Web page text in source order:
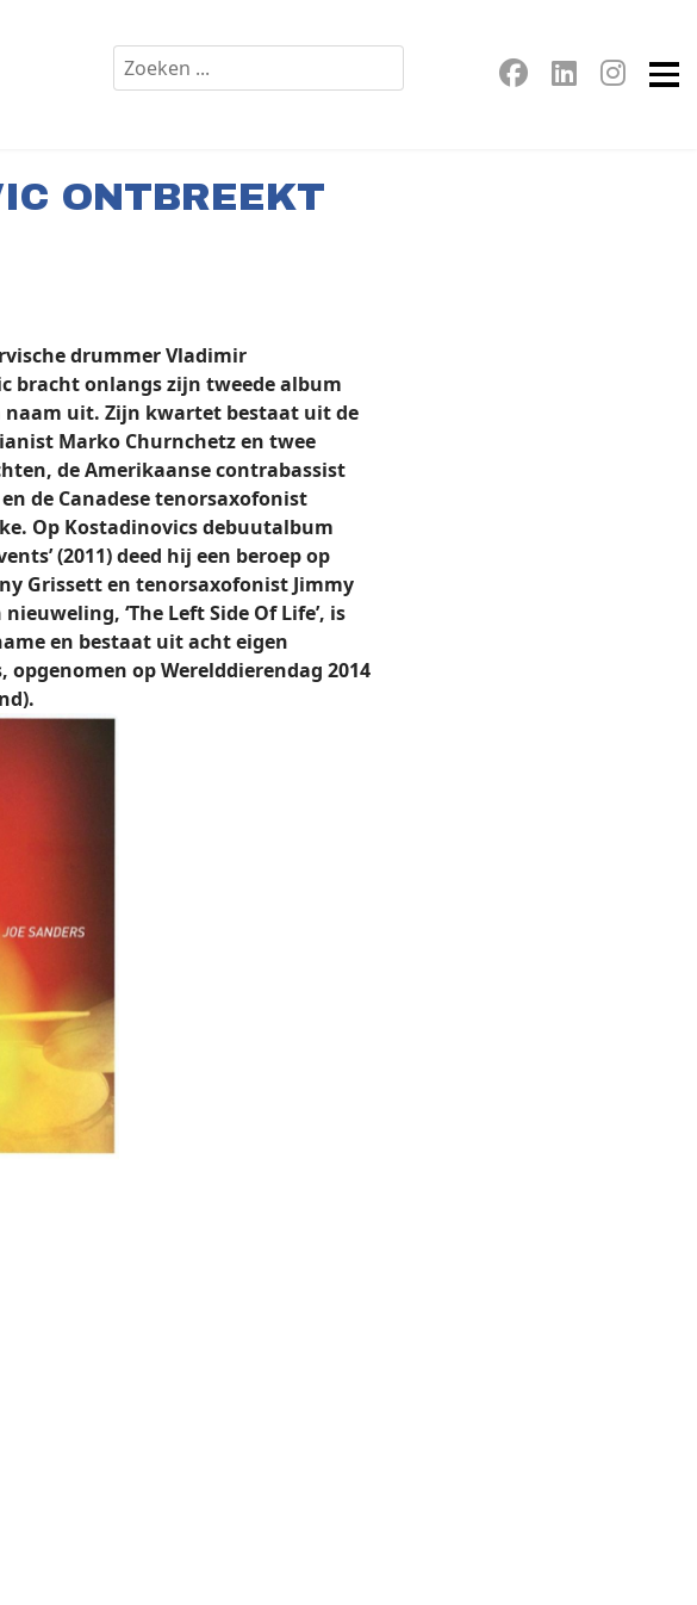
ONTBREEKT
drummer Vladimir
bracht onlangs zijn tweede album
naam uit. Zijn kwartet bestaat uit de
Marko Churnchetz en twee
de Amerikaanse contrabassist
en de Canadese tenorsaxofonist
Op Kostadinovics debuutalbum
(2011) deed hij een beroep op
Grissett en tenorsaxofonist Jimmy
‘The Left Side Of Life’, is
en bestaat uit acht eigen
opgenomen op Werelddierendag 2014